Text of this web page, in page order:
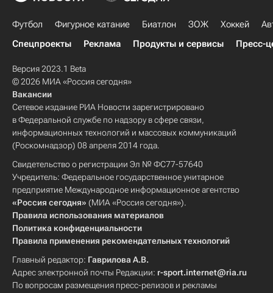
Футбол Фигурное катание Биатлон ЗОЖ Хоккей
Спецпроекты
Реклама Продукты и сервисы Пресс-
Версия 2023.1 Beta
© 2026 МИА «Россия сегодня»
Вакансии
Сетевое издание РИА Новости зарегистрировано
в Федеральной службе по надзору в сфере связи,
информационных технологий и массовых коммуникаций
(Роскомнадзор) 08 апреля 2014 года.
Свидетельство о регистрации Эл № ФС77-57640
Учредитель: Федеральное государственное унитарное
предприятие Международное информационное агентство
«Россия сегодня» (МИА «Россия сегодня»).
Правила использования материалов
Политика конфиденциальности
Правила применения рекомендательных технологий
Главный редактор: Гаврилова А.В.
Адрес электронной почты Редакции: r-sport.internet@ria.ru
По вопросам размещения пресс-релизов и рекламы